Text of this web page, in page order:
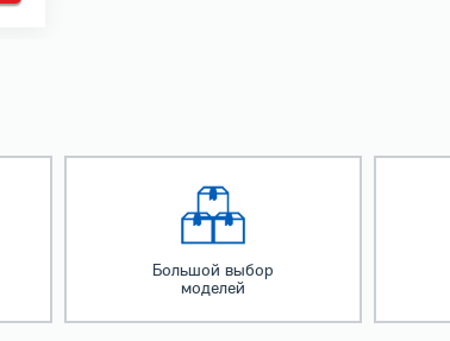
Большой выбор
моделей